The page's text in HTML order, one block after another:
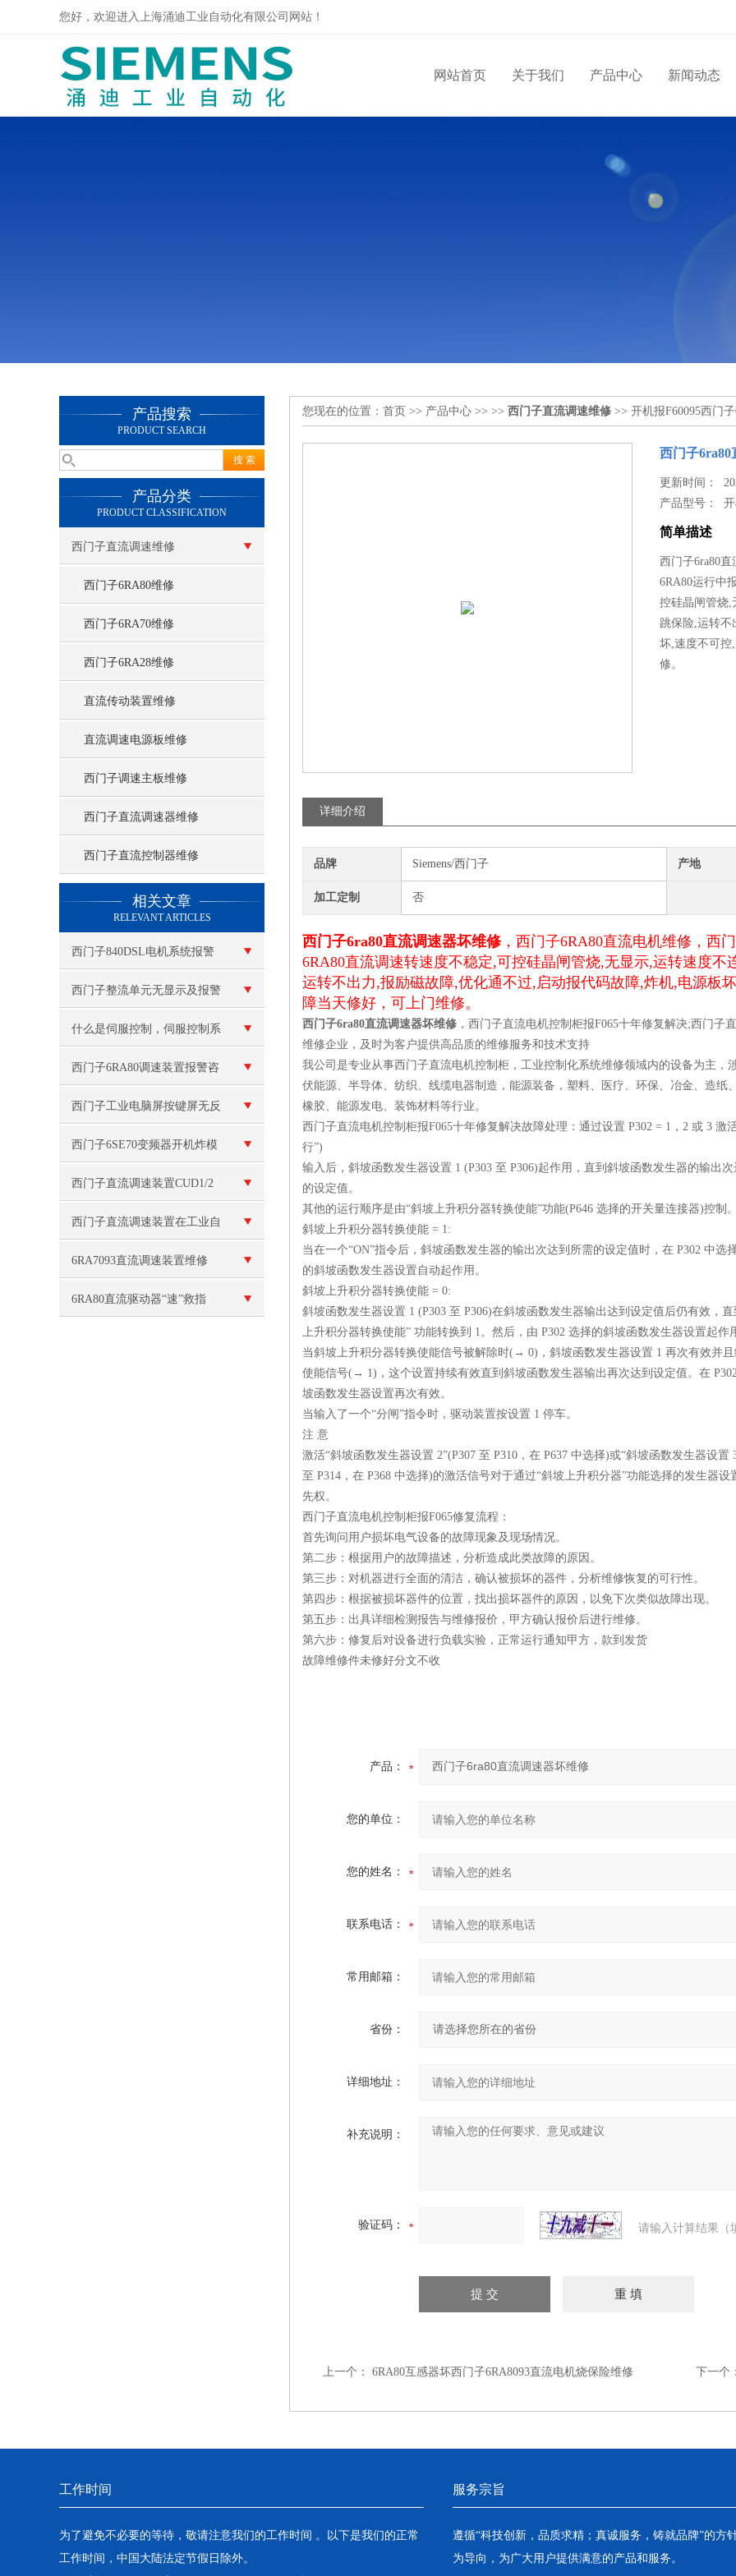
您好，欢迎进入上海涌迪工业自动化有限公司网站！
网站首页 关于我们 产品中心 新闻动态
产品搜索
PRODUCT SEARCH
产品分类
PRODUCT CLASSIFICATION
西门子直流调速维修
西门子6RA80维修
西门子6RA70维修
西门子6RA28维修
直流传动装置维修
直流调速电源板维修
西门子调速主板维修
西门子直流调速器维修
西门子直流控制器维修
相关文章
RELEVANT ARTICLES
西门子840DSL电机系统报警
维修
西门子整流单元无显示及报警
复位不了修理
什么是伺服控制，伺服控制系
统的控制方式有哪些？
西门子6RA80调速装置报警咨
询
西门子工业电脑屏按键屏无反
应维修
西门子6SE70变频器开机炸模
块维修
西门子直流调速装置CUD1/2
主板坏维修
西门子直流调速装置在工业自
动化中的应用
6RA7093直流调速装置维修
6RA80直流驱动器“速”救指
您现在的位置： 首页 >> 产品中心 >> >> 西门子直流调速维修 >> 开机报F60095西门
西门子6ra80
更新时间：
产品型号：
简单描述
西门子6ra80
6RA80运行中
控硅晶闸管烧,
跳保险,运转不
坏,速度不可控
修。
详细介绍
品牌 Siemens/西门子 产地
加工定制 否
西门子6ra80直流调速器坏维修，西门子6RA80直流电机维修，西
6RA80直流调速转速度不稳定,可控硅晶闸管烧,无显示,运转速度
运转不出力,报励磁故障,优化通不过,启动报代码故障,炸机,电源板
障当天修好，可上门维修。
西门子6ra80直流调速器坏维修 ，西门子直流电机控制柜报F065十年修复解决;西门
维修企业，及时为客户提供高品质的维修服务和技术支持
我公司是专业从事西门子直流电机控制柜，工业控制化系统维修领域内的设备为主
伏能源、半导体、纺织、线缆电器制造，能源装备，塑料、医疗、环保、冶金、造纸
橡胶、能源发电、装饰材料等行业。
西门子直流电机控制柜报F065十年修复解决故障处理：通过设置 P302 = 1，2 或 3 激
行”)
输入后，斜坡函数发生器设置 1 (P303 至 P306)起作用，直到斜坡函数发生器的输出
的设定值。
其他的运行顺序是由“斜坡上升积分器转换使能”功能(P646 选择的开关量连接器)控制。
斜坡上升积分器转换使能 = 1:
当在一个“ON”指令后，斜坡函数发生器的输出次达到所需的设定值时，在 P302 中选
的斜坡函数发生器设置自动起作用。
斜坡上升积分器转换使能 = 0:
斜坡函数发生器设置 1 (P303 至 P306)在斜坡函数发生器输出达到设定值后仍有效，直
上升积分器转换使能” 功能转换到 1。然后，由 P302 选择的斜坡函数发生器设置起作
当斜坡上升积分器转换使能信号被解除时(→ 0)，斜坡函数发生器设置 1 再次有效并
使能信号(→ 1)，这个设置持续有效直到斜坡函数发生器输出再次达到设定值。在
坡函数发生器设置再次有效。
当输入了一个“分闸”指令时，驱动装置按设置 1 停车。
注 意
激活“斜坡函数发生器设置 2”(P307 至 P310，在 P637 中选择)或“斜坡函数发生器设置
至 P314，在 P368 中选择)的激活信号对于通过“斜坡上升积分器”功能选择的发生器设
先权。
西门子直流电机控制柜报F065修复流程：
首先询问用户损坏电气设备的故障现象及现场情况。
第二步：根据用户的故障描述，分析造成此类故障的原因。
第三步：对机器进行全面的清洁，确认被损坏的器件，分析维修恢复的可行性。
第四步：根据被损坏器件的位置，找出损坏器件的原因，以免下次类似故障出现。
第五步：出具详细检测报告与维修报价，甲方确认报价后进行维修。
第六步：修复后对设备进行负载实验，正常运行通知甲方，款到发货
故障维修件未修好分文不收
产品：
您的单位：
您的姓名：
联系电话：
常用邮箱：
省份：
详细地址：
补充说明：
验证码： 请输入计算结果（
上一个： 6RA80互感器坏西门子6RA8093直流电机烧保险维修 下一个：
工作时间
为了避免不必要的等待，敬请注意我们的工作时间 。以下是我们的正常
工作时间，中国大陆法定节假日除外。
服务宗旨
遵循“科技创新，品质求精；真诚服务，铸就品牌”的方
为导向，为广大用户提供满意的产品和服务。